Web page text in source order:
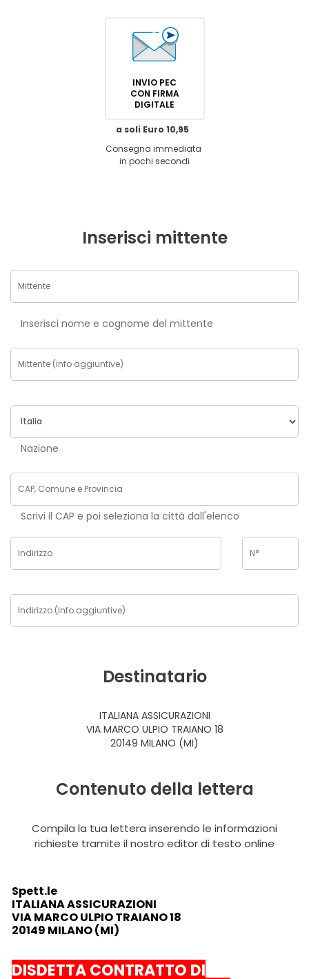
INVIO PEC
CON FIRMA
DIGITALE
a soli Euro 10,95
Consegna immediata
in pochi secondi
Inserisci mittente
Inserisci nome e cognome del mittente
Nazione
Scrivi il CAP e poi seleziona la città dall'elenco
Destinatario
ITALIANA ASSICURAZIONI
VIA MARCO ULPIO TRAIANO 18
20149 MILANO (MI)
Contenuto della lettera
Compila la tua lettera inserendo le informazioni
richieste tramite il nostro editor di testo online
Spett.le
ITALIANA ASSICURAZIONI
VIA MARCO ULPIO TRAIANO 18
20149 MILANO (MI)
DISDETTA CONTRATTO DI